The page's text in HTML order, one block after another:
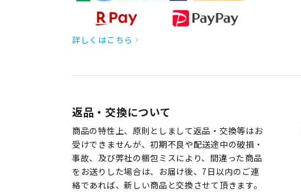
詳しくはこちら
返品・交換について
商品の特性上、原則としまして返品・交換等はお
受けできませんが、初期不良や配送途中の破損・
事故、及び弊社の梱包ミスにより、間違った商品
をお送りした場合は、お届け後、7日以内のご連
絡であれば、新しい商品と交換させて頂きます。